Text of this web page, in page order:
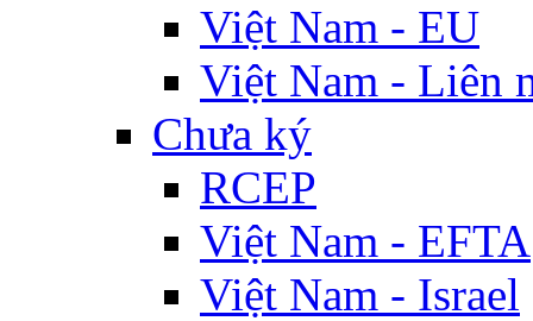
Việt Nam - EU
Việt Nam - Liên
Chưa ký
RCEP
Việt Nam - EFTA
Việt Nam - Israel